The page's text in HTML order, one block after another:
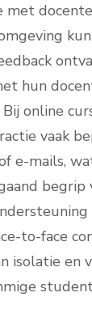
hun
online
vaak
e-mails,
begrip
to-face
isolatie en